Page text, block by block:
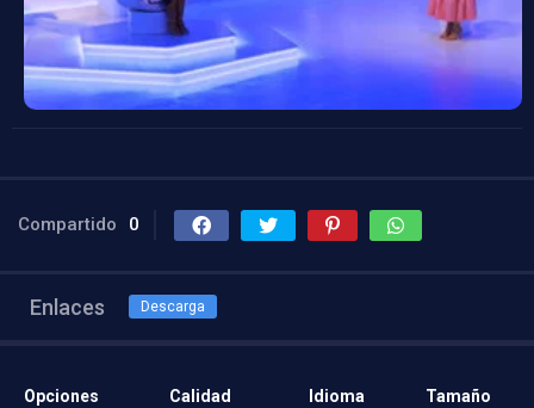
Compartido 0
Enlaces Descarga
Opciones Calidad Idioma Tamaño